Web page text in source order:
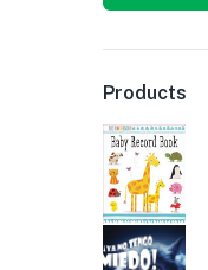
Products